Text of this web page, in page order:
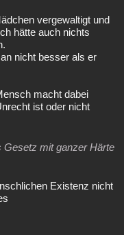
vergewaltigt und
hätte auch nichts
nicht besser als er
macht dabei
ist oder nicht
Gesetz mit ganzer Härte
Existenz nicht